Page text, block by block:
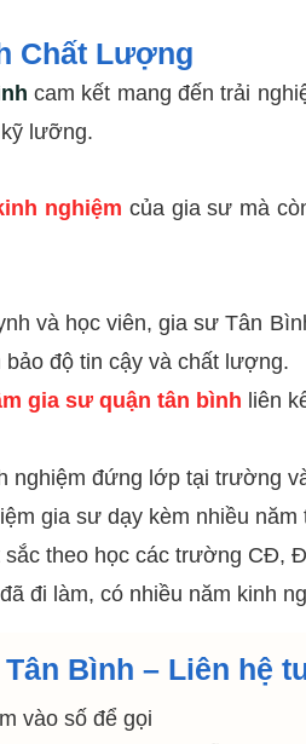
Chất Lượng
cam kết mang đến trải
lưỡng.
nghiệm của gia sư mà
và học viên, gia sư Tân
độ tin cậy và chất lượng.
gia sư quận tân bình liên
đứng lớp tại trường
gia sư dạy kèm nhiều năm
theo học các trường CĐ,
làm, có nhiều năm kinh
Bình – Liên hệ
vào số để gọi